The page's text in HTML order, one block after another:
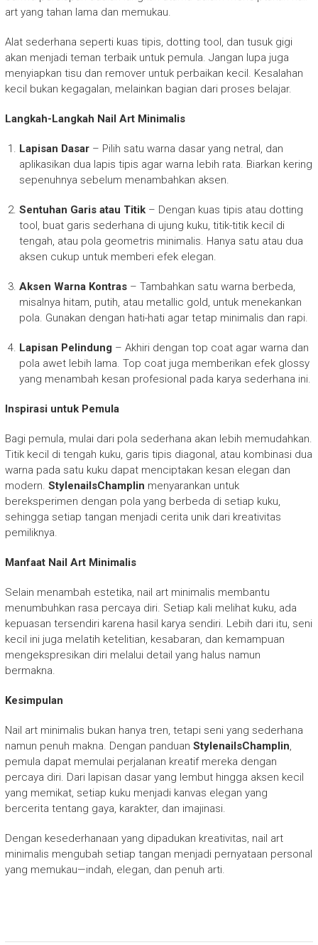
art yang tahan lama dan memukau.
Alat sederhana seperti kuas tipis, dotting tool, dan tusuk gigi
akan menjadi teman terbaik untuk pemula. Jangan lupa juga
menyiapkan tisu dan remover untuk perbaikan kecil. Kesalahan
kecil bukan kegagalan, melainkan bagian dari proses belajar.
Langkah-Langkah Nail Art Minimalis
Lapisan Dasar– Pilih satu warna dasar yang netral, dan
aplikasikan dua lapis tipis agar warna lebih rata. Biarkan kering
sepenuhnya sebelum menambahkan aksen.
Sentuhan Garis atau Titik– Dengan kuas tipis atau dotting
tool, buat garis sederhana di ujung kuku, titik-titik kecil di
tengah, atau pola geometris minimalis. Hanya satu atau dua
aksen cukup untuk memberi efek elegan.
Aksen Warna Kontras– Tambahkan satu warna berbeda,
misalnya hitam, putih, atau metallic gold, untuk menekankan
pola. Gunakan dengan hati-hati agar tetap minimalis dan rapi.
Lapisan Pelindung – Akhiri dengan top coat agar warna dan
pola awet lebih lama. Top coat juga memberikan efek glossy
yang menambah kesan profesional pada karya sederhana ini.
Inspirasi untuk Pemula
Bagi pemula, mulai dari pola sederhana akan lebih memudahkan.
Titik kecil di tengah kuku, garis tipis diagonal, atau kombinasi dua
warna pada satu kuku dapat menciptakan kesan elegan dan
modern. StylenailsChamplin menyarankan untuk
bereksperimen dengan pola yang berbeda di setiap kuku,
sehingga setiap tangan menjadi cerita unik dari kreativitas
pemiliknya.
Manfaat Nail Art Minimalis
Selain menambah estetika, nail art minimalis membantu
menumbuhkan rasa percaya diri. Setiap kali melihat kuku, ada
kepuasan tersendiri karena hasil karya sendiri. Lebih dari itu, seni
kecil ini juga melatih ketelitian, kesabaran, dan kemampuan
mengekspresikan diri melalui detail yang halus namun
bermakna.
Kesimpulan
Nail art minimalis bukan hanya tren, tetapi seni yang sederhana
namun penuh makna. Dengan panduan StylenailsChamplin,
pemula dapat memulai perjalanan kreatif mereka dengan
percaya diri. Dari lapisan dasar yang lembut hingga aksen kecil
yang memikat, setiap kuku menjadi kanvas elegan yang
bercerita tentang gaya, karakter, dan imajinasi.
Dengan kesederhanaan yang dipadukan kreativitas, nail art
minimalis mengubah setiap tangan menjadi pernyataan personal
yang memukau—indah, elegan, dan penuh arti.